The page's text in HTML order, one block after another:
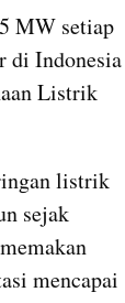
MW setiap
di Indonesia
Listrik
listrik
sejak
mencapai